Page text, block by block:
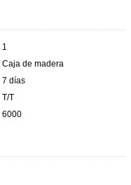
1
Caja de madera
7 días
T/T
6000